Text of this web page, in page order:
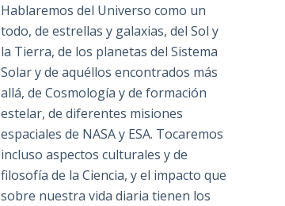
Hablaremos del Universo como un
todo, de estrellas y galaxias, del Sol y
la Tierra, de los planetas del Sistema
Solar y de aquéllos encontrados más
allá, de Cosmología y de formación
estelar, de diferentes misiones
espaciales de NASA y ESA. Tocaremos
incluso aspectos culturales y de
filosofía de la Ciencia, y el impacto que
sobre nuestra vida diaria tienen los